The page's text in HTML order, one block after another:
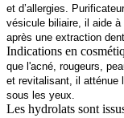
et d’allergies.
vésicule biliaire, il aide
après une extraction
Indications en
que l'acné, rougeurs,
et revitalisant, il atténue
sous les yeux.
Les hydrolats sont